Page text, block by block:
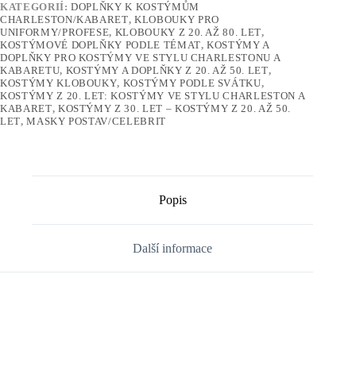
KATEGORIÍ:DOPLŇKY K KOSTÝMŮM
CHARLESTON/KABARET,KLOBOUKY PRO
UNIFORMY/PROFESE, KLOBOUKY Z 20. AŽ 80. LET,
KOSTÝMOVÉ DOPLŇKY PODLE TÉMAT,KOSTÝMY A
DOPLŇKY PRO KOSTÝMY VE STYLU CHARLESTONU A
KABARETU, KOSTÝMY A DOPLŇKY Z 20. AŽ 50. LET,
KOSTÝMY KLOBOUKY, KOSTÝMY PODLE SVÁTKU,
KOSTÝMY Z 20. LET: KOSTÝMY VE STYLU CHARLESTON A
KABARET, KOSTÝMY Z 30. LET – KOSTÝMY Z 20. AŽ 50.
LET,MASKY POSTAV/CELEBRIT
Popis
Další informace